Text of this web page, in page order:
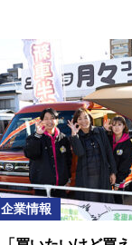
企業情報